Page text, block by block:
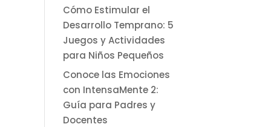
Cómo Estimular el
Desarrollo Temprano: 5
Juegos y Actividades
para Niños Pequeños
Conoce las Emociones
con IntensaMente 2:
Guía para Padres y
Docentes